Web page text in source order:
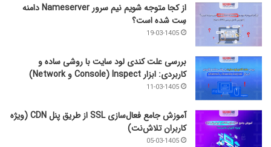
از کجا متوجه شویم نیم ‌سرور Nameserver دامنه
سِت شده است؟
19-03-1405
بررسی علت کندی لود سایت با روشی ساده و
کاربردی: ابزار Inspect (Console و Network)
11-03-1405
آموزش جامع فعال‌سازی SSL از طریق پنل CDN (ویژه
کاربران تلاش‌نت)
05-03-1405